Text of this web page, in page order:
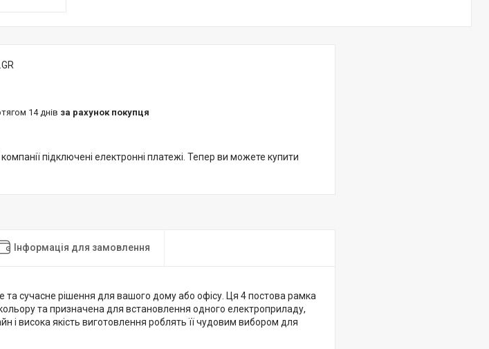
14 днів за рахунок покупця
підключені електронні платежі. Тепер ви можете купити
Інформація для замовлення
сучасне рішення для вашого дому або офісу. Ця 4 постова рамка
та призначена для встановлення одного електроприладу,
і висока якість виготовлення роблять її чудовим вибором для